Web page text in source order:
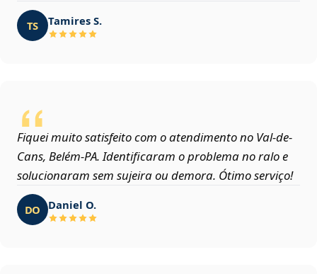
TS Tamires S.
Fiquei muito satisfeito com o atendimento no Val-de-
Cans, Belém‑PA. Identificaram o problema no ralo e
solucionaram sem sujeira ou demora. Ótimo serviço!
DO Daniel O.